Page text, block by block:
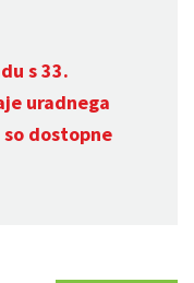
s 33.
uradnega
dostopne